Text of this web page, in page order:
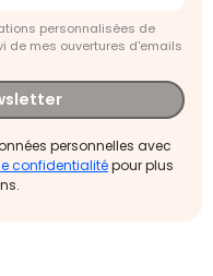
personnalisées de
de mes ouvertures d'emails
personnelles avec
confidentialitépour plus